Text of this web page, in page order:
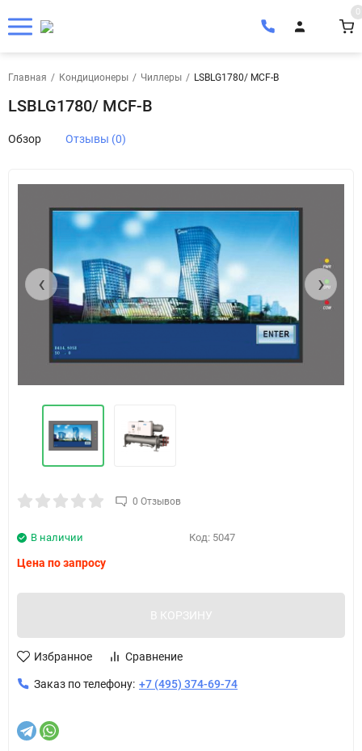
0
Главная / Кондиционеры / Чиллеры / LSBLG1780/ MCF-B
LSBLG1780/ MCF-B
Обзор Отзывы (0)
‹ ›
0 Отзывов
Код: 5047
В наличии
Цена по запросу
В КОРЗИНУ
Избранное Сравнение
Заказ по телефону: +7 (495) 374-69-74